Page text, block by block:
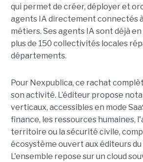
qui permet de créer, déployer et
agents IA directement connectés
métiers. Ses agents IA sont déjà
plus de 150 collectivités locales
départements.
Pour Nexpublica, ce rachat
son activité. L’éditeur propose
verticaux, accessibles en mode
finance, les ressources humaines,
territoire ou la sécurité civile,
écosystème ouvert aux éditeurs du
L'ensemble repose sur un cloud